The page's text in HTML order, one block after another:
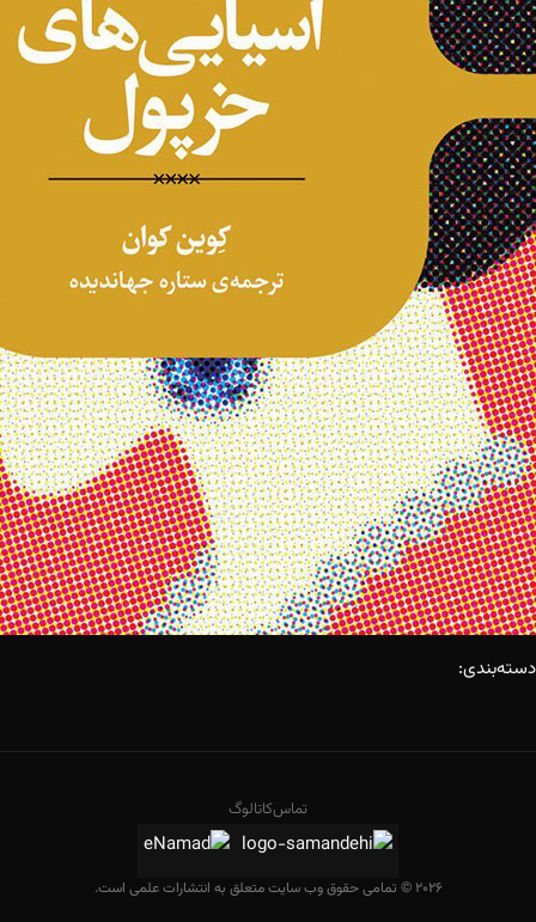
دسته‌بندی:
تماسکاتالوگ
2026 © تمامی حقوق وب سایت متعلق به انتشارات علمی است.